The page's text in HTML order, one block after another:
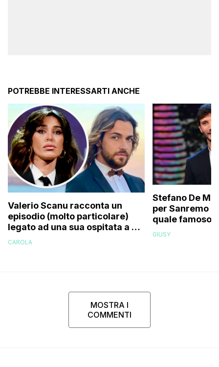
POTREBBE INTERESSARTI ANCHE
Valerio Scanu racconta un
episodio (molto particolare)
legato ad una sua ospitata a Le
Iene mai andata in onda: “Belen
CAROLA
Stefano De
per Sanremo
quale famoso
relativo
GIUSY
MOSTRA I
COMMENTI